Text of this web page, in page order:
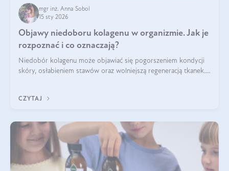
mgr inż. Anna Sobol
15 sty 2026
Objawy niedoboru kolagenu w organizmie. Jak je
rozpoznać i co oznaczają?
Niedobór kolagenu może objawiać się pogorszeniem kondycji
skóry, osłabieniem stawów oraz wolniejszą regeneracją tkanek.
osłabienie włosów.
CZYTAJ